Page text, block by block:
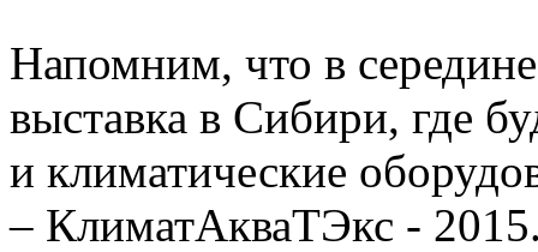
Напомним, что в
выставка в Сибири, где
и климатические
– КлиматАкваТЭкс -